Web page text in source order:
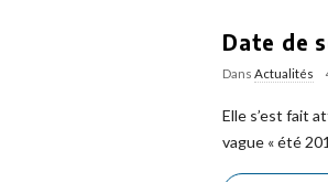
Date de
Dans Actualités
Elle s’est fait
vague « été